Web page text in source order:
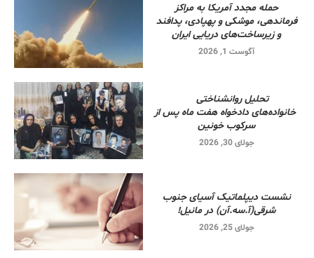
حمله مجدد آمریکا به مراکز
فرماندهی، موشکی و پهپادی، پدافند
و زیرساخت‌های دریایی ایران
آگوست 1, 2026
تحلیل روانشناختی
خانواده‌های دادخواه هفت ماه پس از
سرکوب خونین
جولای 30, 2026
نشست دیپلماتیک آسیای جنوب
شرقی‌(آ.سه.آن) در مانیل!
جولای 25, 2026